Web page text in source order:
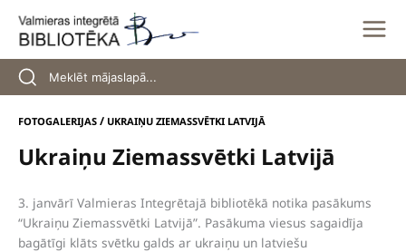
content
FOTOGALERIJAS / UKRAIŅU ZIEMASSVĒTKI LATVIJĀ
Ukraiņu Ziemassvētki Latvijā
3. janvārī Valmieras Integrētajā bibliotēkā notika pasākums
“Ukraiņu Ziemassvētki Latvijā”. Pasākuma viesus sagaidīja
bagātīgi klāts svētku galds ar ukraiņu un latviešu